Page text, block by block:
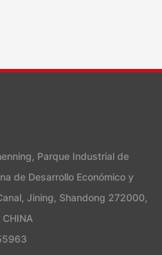
Parque Industrial de
de Desarrollo Económico y
Jining, Shandong 272000,
CHINA